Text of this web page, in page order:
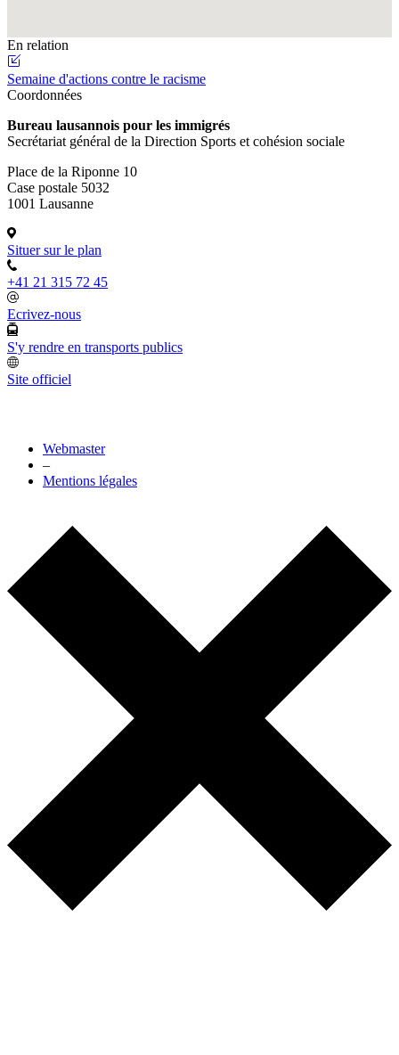
En relation
Semaine d'actions contre le racisme
Coordonnées
Bureau lausannois pour les immigrés
Secrétariat général de la Direction Sports et cohésion sociale
Place de la Riponne 10
Case postale 5032
1001 Lausanne
Situer sur le plan
+41 21 315 72 45
Ecrivez-nous
S'y rendre en transports publics
Site officiel
Webmaster
–
Mentions légales